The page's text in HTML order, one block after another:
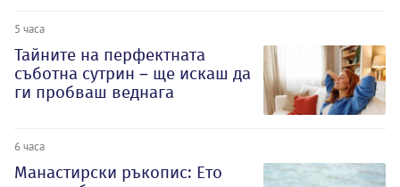
5 часа
Тайните на перфектната
съботна сутрин – ще искаш да
ги пробваш веднага
6 часа
Манастирски ръкопис: Ето